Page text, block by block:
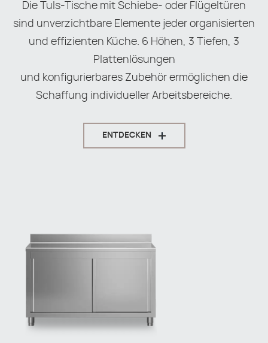
Die Tuls-Tische mit Schiebe- oder Flügeltüren
sind unverzichtbare Elemente jeder organisierten
und effizienten Küche. 6 Höhen, 3 Tiefen, 3
Plattenlösungen
und konfigurierbares Zubehör ermöglichen die
Schaffung individueller Arbeitsbereiche.
ENTDECKEN